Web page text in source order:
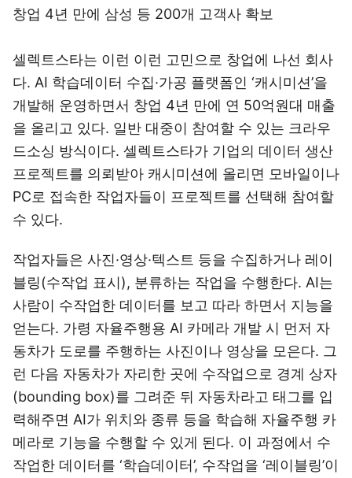
창업 4년 만에 삼성 등 200개 고객사 확보
셀렉트스타는 이런 이런 고민으로 창업에 나선 회사
다. AI 학습데이터 수집·가공 플랫폼인 ‘캐시미션’을
개발해 운영하면서 창업 4년 만에 연 50억원대 매출
을 올리고 있다. 일반 대중이 참여할 수 있는 크라우
드소싱 방식이다. 셀렉트스타가 기업의 데이터 생산
프로젝트를 의뢰받아 캐시미션에 올리면 모바일이나
PC로 접속한 작업자들이 프로젝트를 선택해 참여할
수 있다.
작업자들은 사진·영상·텍스트 등을 수집하거나 레이
블링(수작업 표시), 분류하는 작업을 수행한다. AI는
사람이 수작업한 데이터를 보고 따라 하면서 지능을
얻는다. 가령 자율주행용 AI 카메라 개발 시 먼저 자
동차가 도로를 주행하는 사진이나 영상을 모은다. 그
런 다음 자동차가 자리한 곳에 수작업으로 경계 상자
(bounding box)를 그려준 뒤 자동차라고 태그를 입
력해주면 AI가 위치와 종류 등을 학습해 자율주행 카
메라로 기능을 수행할 수 있게 된다. 이 과정에서 수
작업한 데이터를 ‘학습데이터’, 수작업을 ‘레이블링’이